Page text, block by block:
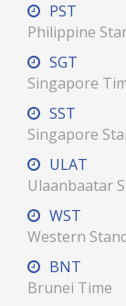
PST
Philippine
SGT
Singapore
SST
Singapore
ULAT
Ulaanbaatar
WST
Western
BNT
Brunei Time